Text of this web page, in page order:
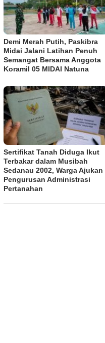
Demi Merah Putih, Paskibra
Midai Jalani Latihan Penuh
Semangat Bersama Anggota
Koramil 05 MIDAI Natuna
Sertifikat Tanah Diduga Ikut
Terbakar dalam Musibah
Sedanau 2002, Warga Ajukan
Pengurusan Administrasi
Pertanahan